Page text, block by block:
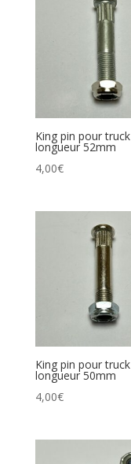
King pin pour truck
longueur 52mm
4,00€
King pin pour truck
longueur 50mm
4,00€